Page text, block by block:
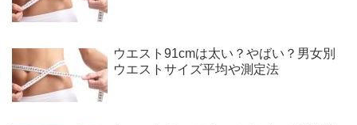
ウエスト91cmは太い？やばい？男女別
ウエストサイズ平均や測定法